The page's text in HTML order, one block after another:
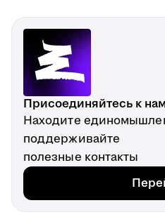
Присоединяйтесь к
Находите
поддерживайте
полезные контакты